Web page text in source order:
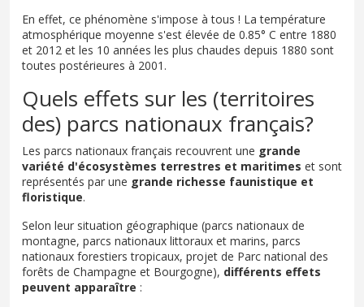
En effet, ce phénomène s'impose à tous ! La température
atmosphérique moyenne s'est élevée de 0.85° C entre 1880
et 2012 et les 10 années les plus chaudes depuis 1880 sont
toutes postérieures à 2001.
Quels effets sur les (territoires
des) parcs nationaux français?
Les parcs nationaux français recouvrent une grande
variété d'écosystèmes terrestres et maritimes et sont
représentés par une grande richesse faunistique et
floristique.
Selon leur situation géographique (parcs nationaux de
montagne, parcs nationaux littoraux et marins, parcs
nationaux forestiers tropicaux, projet de Parc national des
forêts de Champagne et Bourgogne), différents effets
peuvent apparaître :